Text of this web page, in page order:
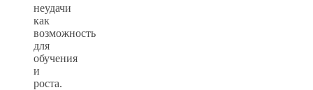
неудачи
как
возможность
для
обучения
и
роста.